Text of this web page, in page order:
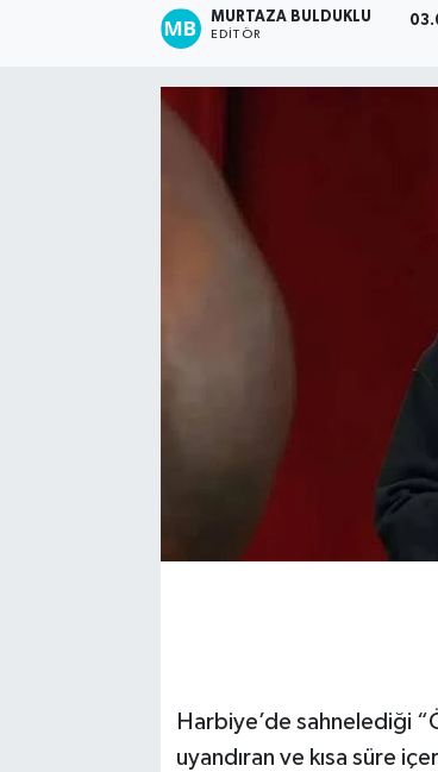
MURTAZA BULDUKLU
EDITÖR
Harbiye’de sahnelediği
uyandıran ve kısa süre